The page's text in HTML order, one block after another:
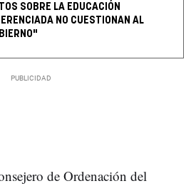
SOBRE LA EDUCACIÓN
NO CUESTIONAN AL
de Ordenación del